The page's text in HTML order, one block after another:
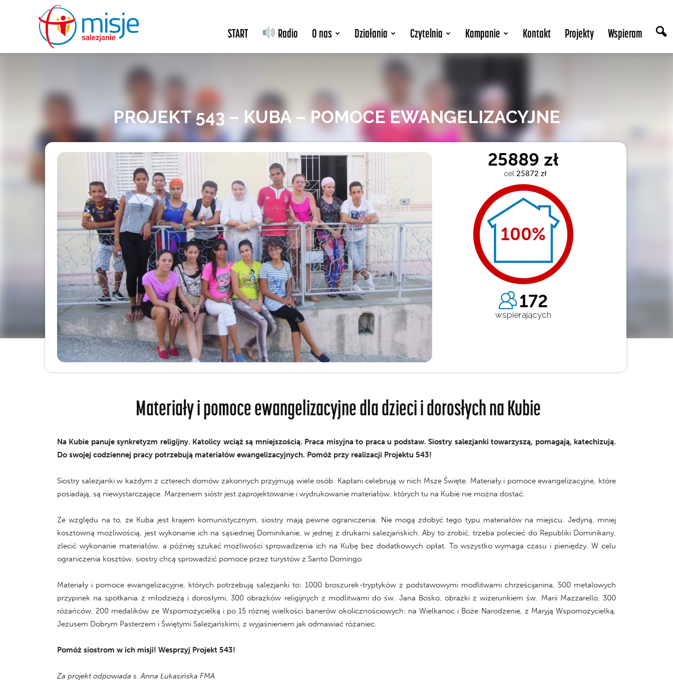
salezjanie
START Radio O nas Działania Czytelnia Kampanie Kontakt Projekty Wspieram
PROJEKT 543 – KUBA – POMOCE EWANGELIZACYJNE
25889 zł
cel 25872 zł
100%
172
wspierających
Materiały i pomoce ewangelizacyjne dla dzieci i dorosłych na Kubie
Na Kubie panuje synkretyzm religijny. Katolicy wciąż są mniejszością. Praca misyjna to praca u podstaw. Siostry salezjanki towarzyszą, pomagają, katechizują.
Do swojej codziennej pracy potrzebują materiałów ewangelizacyjnych. Pomóż przy realizacji Projektu 543!
Siostry salezjanki w każdym z czterech domów zakonnych przyjmują wiele osób. Kapłani celebrują w nich Msze Święte. Materiały i pomoce ewangelizacyjne, które
posiadają, są niewystarczające. Marzeniem sióstr jest zaprojektowanie i wydrukowanie materiałów, których tu na Kubie nie można dostać.
Ze względu na to, że Kuba jest krajem komunistycznym, siostry mają pewne ograniczenia. Nie mogą zdobyć tego typu materiałów na miejscu. Jedyną, mniej
kosztowną możliwością, jest wykonanie ich na sąsiedniej Dominikanie, w jednej z drukarni salezjańskich. Aby to zrobić, trzeba polecieć do Republiki Dominikany,
zlecić wykonanie materiałów, a później szukać możliwości sprowadzenia ich na Kubę bez dodatkowych opłat. To wszystko wymaga czasu i pieniędzy. W celu
ograniczenia kosztów, siostry chcą sprowadzić pomoce przez turystów z Santo Domingo.
Materiały i pomoce ewangelizacyjne, których potrzebują salezjanki to: 1000 broszurek-tryptyków z podstawowymi modlitwami chrześcijanina, 500 metalowych
przypinek na spotkania z młodzieżą i dorosłymi, 300 obrazków religijnych z modlitwami do św. Jana Bosko, obrazki z wizerunkiem św. Marii Mazzarello, 300
różańców, 200 medalików ze Wspomożycielką i po 15 różnej wielkości banerów okolicznościowych: na Wielkanoc i Boże Narodzenie, z Maryją Wspomożycielką,
Jezusem Dobrym Pasterzem i Świętymi Salezjańskimi, z wyjaśnieniem jak odmawiać różaniec.
Pomóż siostrom w ich misji! Wesprzyj Projekt 543!
Za projekt odpowiada s. Anna Łukasińska FMA